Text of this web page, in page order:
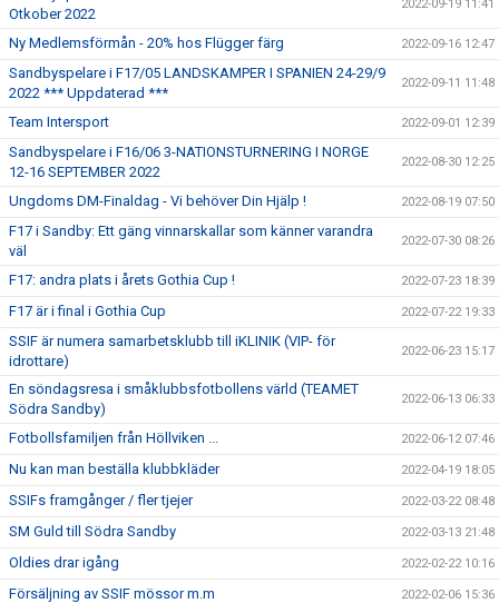
Otkober 2022
2022-09-19 11:41
Ny Medlemsförmån - 20% hos Flügger färg 2022-09-16 12:47
Sandbyspelare i F17/05 LANDSKAMPER I SPANIEN 24-29/9
2022 *** Uppdaterad ***
2022-09-11 11:48
Team Intersport 2022-09-01 12:39
Sandbyspelare i F16/06 3-NATIONSTURNERING I NORGE
12-16 SEPTEMBER 2022
2022-08-30 12:25
Ungdoms DM-Finaldag - Vi behöver Din Hjälp ! 2022-08-19 07:50
F17 i Sandby: Ett gäng vinnarskallar som känner varandra
väl
2022-07-30 08:26
F17: andra plats i årets Gothia Cup ! 2022-07-23 18:39
F17 är i final i Gothia Cup 2022-07-22 19:33
SSIF är numera samarbetsklubb till iKLINIK (VIP- för
idrottare)
2022-06-23 15:17
En söndagsresa i småklubbsfotbollens värld (TEAMET
Södra Sandby)
2022-06-13 06:33
Fotbollsfamiljen från Höllviken ... 2022-06-12 07:46
Nu kan man beställa klubbkläder 2022-04-19 18:05
SSIFs framgånger / fler tjejer 2022-03-22 08:48
SM Guld till Södra Sandby 2022-03-13 21:48
Oldies drar igång 2022-02-22 10:16
Försäljning av SSIF mössor m.m 2022-02-06 15:36